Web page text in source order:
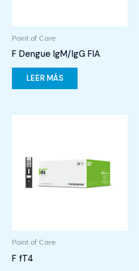
Point of Care
F Dengue IgM/IgG FIA
LEER MÁS
Point of Care
F fT4